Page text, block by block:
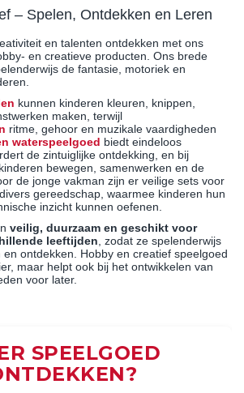
– Spelen, Ontdekken en Leren
en talenten ontdekken met ons
en creatieve producten. Ons brede
de fantasie, motoriek en
kunnen kinderen kleuren, knippen,
maken, terwijl
ritme, gehoor en muzikale vaardigheden
waterspeelgoed biedt eindeloos
de zintuiglijke ontdekking, en bij
bewegen, samenwerken en de
de jonge vakman zijn er veilige sets voor
gereedschap, waarmee kinderen hun
inzicht kunnen oefenen.
veilig, duurzaam en geschikt voor
leeftijden, zodat ze spelenderwijs
ontdekken. Hobby en creatief speelgoed
maar helpt ook bij het ontwikkelen van
voor later.
SPEELGOED